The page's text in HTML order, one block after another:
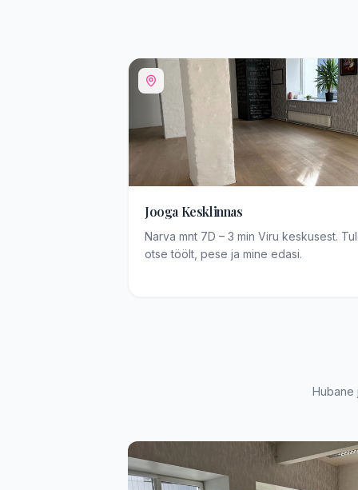
Jooga Kesklinnas
Narva mnt 7D – 3 min Viru keskusest.
otse töölt, pese ja mine edasi.
Hubane